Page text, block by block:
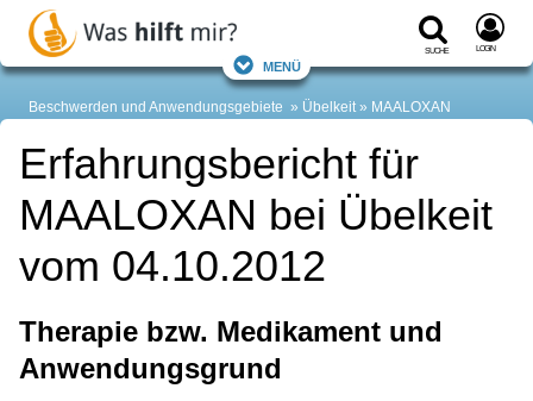
Suche Login
Menü
Beschwerden und Anwendungsgebiete Übelkeit MAALOXAN
Erfahrungsbericht für
MAALOXAN bei Übelkeit
vom 04.10.2012
Therapie bzw. Medikament und
Anwendungsgrund